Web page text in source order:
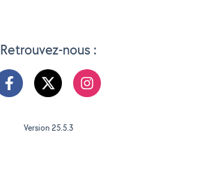
Retrouvez-nous :
Version 25.5.3